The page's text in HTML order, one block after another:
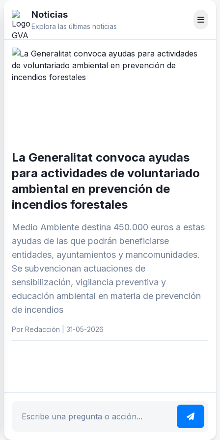
Noticias
Explora las últimas noticias
La Generalitat convoca ayudas
para actividades de voluntariado
ambiental en prevención de
incendios forestales
Medio Ambiente destina 450.000 euros a estas
ayudas de las que podrán beneficiarse
entidades, ayuntamientos y mancomunidades.
Se subvencionan actuaciones de
sensibilización, vigilancia preventiva y
educación ambiental en materia de prevención
de incendios
Por Redacción | 31-05-2026
Escribe tu pregunta